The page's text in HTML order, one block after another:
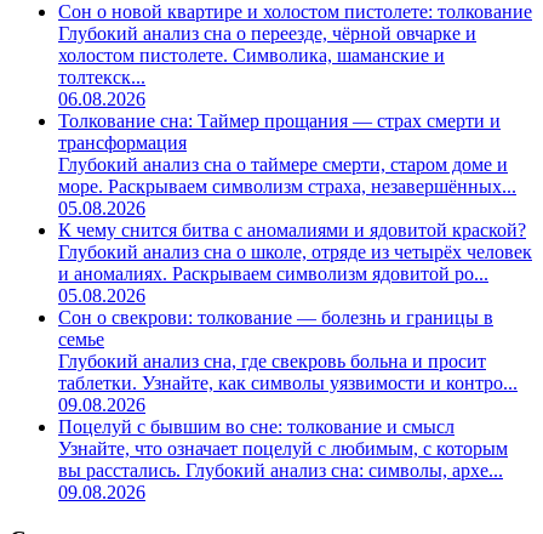
Сон о новой квартире и холостом пистолете: толкование
Глубокий анализ сна о переезде, чёрной овчарке и
холостом пистолете. Символика, шаманские и
толтекск...
06.08.2026
Толкование сна: Таймер прощания — страх смерти и
трансформация
Глубокий анализ сна о таймере смерти, старом доме и
море. Раскрываем символизм страха, незавершённых...
05.08.2026
К чему снится битва с аномалиями и ядовитой краской?
Глубокий анализ сна о школе, отряде из четырёх человек
и аномалиях. Раскрываем символизм ядовитой ро...
05.08.2026
Сон о свекрови: толкование — болезнь и границы в
семье
Глубокий анализ сна, где свекровь больна и просит
таблетки. Узнайте, как символы уязвимости и контро...
09.08.2026
Поцелуй с бывшим во сне: толкование и смысл
Узнайте, что означает поцелуй с любимым, с которым
вы расстались. Глубокий анализ сна: символы, архе...
09.08.2026